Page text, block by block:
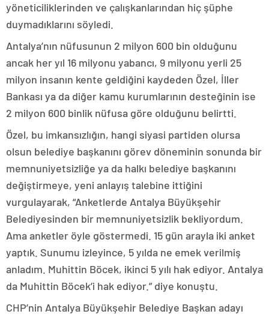
yöneticiliklerinden ve çalışkanlarından hiç şüphe
duymadıklarını söyledi.
Antalya’nın nüfusunun 2 milyon 600 bin olduğunu
ancak her yıl 16 milyonu yabancı, 9 milyonu yerli 25
milyon insanın kente geldiğini kaydeden Özel, İller
Bankası ya da diğer kamu kurumlarının desteğinin ise
2 milyon 600 binlik nüfusa göre olduğunu belirtti.
Özel, bu imkansızlığın, hangi siyasi partiden olursa
olsun belediye başkanını görev döneminin sonunda bir
memnuniyetsizliğe ya da halkı belediye başkanını
değiştirmeye, yeni anlayış talebine ittiğini
vurgulayarak, “Anketlerde Antalya Büyükşehir
Belediyesinden bir memnuniyetsizlik bekliyordum.
Ama anketler öyle göstermedi. 15 gün arayla iki anket
yaptık. Sunumu izleyince, 5 yılda ne emek verilmiş
anladım. Muhittin Böcek, ikinci 5 yılı hak ediyor. Antalya
da Muhittin Böcek’i hak ediyor.” diye konuştu.
CHP’nin Antalya Büyükşehir Belediye Başkan adayı